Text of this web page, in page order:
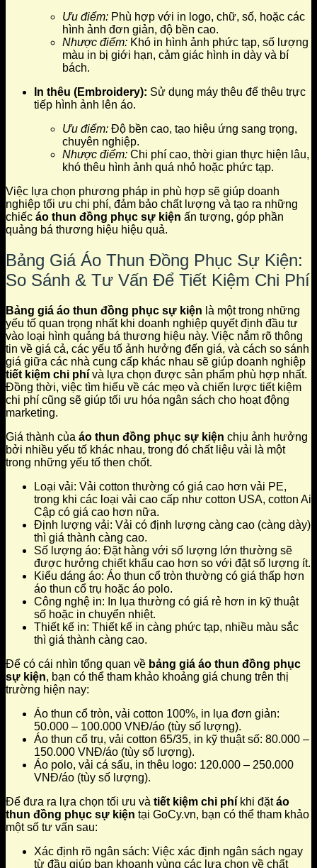
Ưu điểm: Phù hợp với in logo, chữ, số, hoặc các
hình ảnh đơn giản, độ bền cao.
Nhược điểm: Khó in hình ảnh phức tạp, số lượng
màu in bị giới hạn, cảm giác hình in dày và bí
bách.
In thêu (Embroidery): Sử dụng máy thêu để thêu trực
tiếp hình ảnh lên áo.
Ưu điểm: Độ bền cao, tạo hiệu ứng sang trọng,
chuyên nghiệp.
Nhược điểm: Chi phí cao, thời gian thực hiện lâu,
khó thêu hình ảnh quá nhỏ hoặc phức tạp.
Việc lựa chọn phương pháp in phù hợp sẽ giúp doanh
nghiệp tối ưu chi phí, đảm bảo chất lượng và tạo ra những
chiếc áo thun đồng phục sự kiện ấn tượng, góp phần
quảng bá thương hiệu hiệu quả.
Bảng Giá Áo Thun Đồng Phục Sự Kiện:
So Sánh & Tư Vấn Để Tiết Kiệm Chi Phí
Bảng giá áo thun đồng phục sự kiện là một trong những
yếu tố quan trọng nhất khi doanh nghiệp quyết định đầu tư
vào loại hình quảng bá thương hiệu này. Việc nắm rõ thông
tin về giá cả, các yếu tố ảnh hưởng đến giá, và cách so sánh
giá giữa các nhà cung cấp khác nhau sẽ giúp doanh nghiệp
tiết kiệm chi phí và lựa chọn được sản phẩm phù hợp nhất.
Đồng thời, việc tìm hiểu về các mẹo và chiến lược tiết kiệm
chi phí cũng sẽ giúp tối ưu hóa ngân sách cho hoạt động
marketing.
Giá thành của áo thun đồng phục sự kiện chịu ảnh hưởng
bởi nhiều yếu tố khác nhau, trong đó chất liệu vải là một
trong những yếu tố then chốt.
Loại vải: Vải cotton thường có giá cao hơn vải PE,
trong khi các loại vải cao cấp như cotton USA, cotton Ai
Cập có giá cao hơn nữa.
Định lượng vải: Vải có định lượng càng cao (càng dày)
thì giá thành càng cao.
Số lượng áo: Đặt hàng với số lượng lớn thường sẽ
được hưởng chiết khấu cao hơn so với đặt số lượng ít.
Kiểu dáng áo: Áo thun cổ tròn thường có giá thấp hơn
áo thun cổ trụ hoặc áo polo.
Công nghệ in: In lụa thường có giá rẻ hơn in kỹ thuật
số hoặc in chuyển nhiệt.
Thiết kế in: Thiết kế in càng phức tạp, nhiều màu sắc
thì giá thành càng cao.
Để có cái nhìn tổng quan về bảng giá áo thun đồng phục
sự kiện, bạn có thể tham khảo khoảng giá chung trên thị
trường hiện nay:
Áo thun cổ tròn, vải cotton 100%, in lụa đơn giản:
50.000 – 100.000 VNĐ/áo (tùy số lượng).
Áo thun cổ trụ, vải cotton 65/35, in kỹ thuật số: 80.000 –
150.000 VNĐ/áo (tùy số lượng).
Áo polo, vải cá sấu, in thêu logo: 120.000 – 250.000
VNĐ/áo (tùy số lượng).
Để đưa ra lựa chọn tối ưu và tiết kiệm chi phí khi đặtáo
thun đồng phục sự kiện tại GoCy.vn, bạn có thể tham khảo
một số tư vấn sau:
Xác định rõ ngân sách: Việc xác định ngân sách ngay
từ đầu giúp bạn khoanh vùng các lựa chọn về chất